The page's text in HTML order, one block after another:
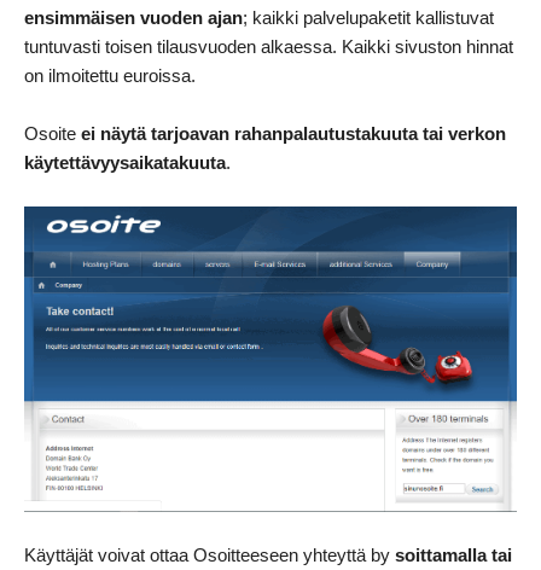
ensimmäisen vuoden ajan; kaikki palvelupaketit kallistuvat
tuntuvasti toisen tilausvuoden alkaessa. Kaikki sivuston hinnat
on ilmoitettu euroissa.
Osoite ei näytä tarjoavan rahanpalautustakuuta tai verkon
käytettävyysaikatakuuta.
Käyttäjät voivat ottaa Osoitteeseen yhteyttä by soittamalla tai